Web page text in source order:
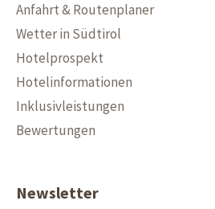
Anfahrt & Routenplaner
Wetter in Südtirol
Hotelprospekt
Hotelinformationen
Inklusivleistungen
Bewertungen
Newsletter